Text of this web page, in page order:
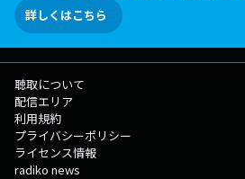
詳しくはこちら
聴取について
配信エリア
利用規約
プライバシーポリシー
ライセンス情報
radiko news